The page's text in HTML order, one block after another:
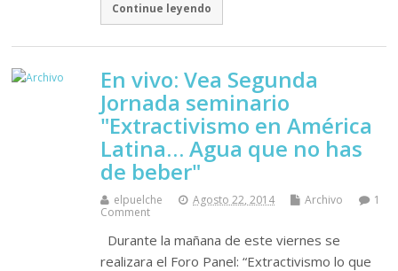
Continue leyendo
En vivo: Vea Segunda
Jornada seminario
"Extractivismo en América
Latina… Agua que no has
de beber"
elpuelche Agosto 22, 2014 Archivo
1
Comment
Durante la mañana de este viernes se
realizara el Foro Panel: “Extractivismo lo que